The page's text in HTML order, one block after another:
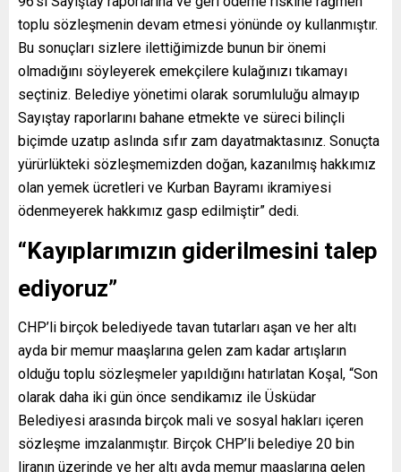
toplu sözleşmenin devam etmesi yönünde oy kullanmıştır.
Bu sonuçları sizlere ilettiğimizde bunun bir önemi
olmadığını söyleyerek emekçilere kulağınızı tıkamayı
seçtiniz. Belediye yönetimi olarak sorumluluğu almayıp
Sayıştay raporlarını bahane etmekte ve süreci bilinçli
biçimde uzatıp aslında sıfır zam dayatmaktasınız. Sonuçta
yürürlükteki sözleşmemizden doğan, kazanılmış hakkımız
olan yemek ücretleri ve Kurban Bayramı ikramiyesi
ödenmeyerek hakkımız gasp edilmiştir” dedi.
“Kayıplarımızın giderilmesini talep
ediyoruz”
CHP’li birçok belediyede tavan tutarları aşan ve her altı
ayda bir memur maaşlarına gelen zam kadar artışların
olduğu toplu sözleşmeler yapıldığını hatırlatan Koşal, “Son
olarak daha iki gün önce sendikamız ile Üsküdar
Belediyesi arasında birçok mali ve sosyal hakları içeren
sözleşme imzalanmıştır. Birçok CHP’li belediye 20 bin
liranın üzerinde ve her altı ayda memur maaşlarına gelen